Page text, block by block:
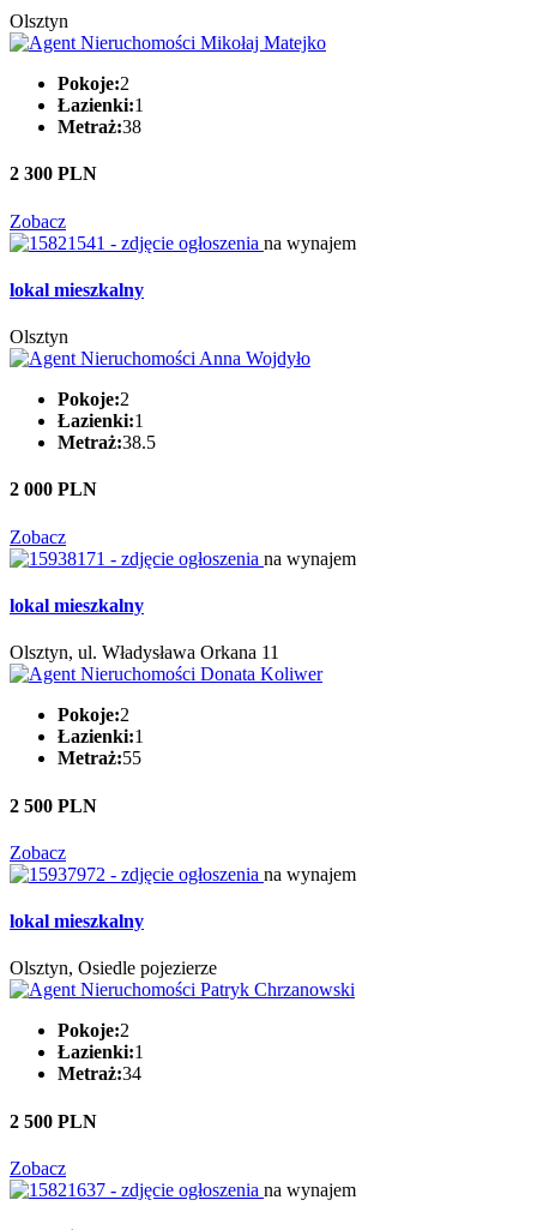
Olsztyn
Pokoje:2
Łazienki:1
Metraż:38
2 300 PLN
Zobacz
na wynajem
lokal mieszkalny
Olsztyn
Pokoje:2
Łazienki:1
Metraż:38.5
2 000 PLN
Zobacz
na wynajem
lokal mieszkalny
Olsztyn, ul. Władysława Orkana 11
Pokoje:2
Łazienki:1
Metraż:55
2 500 PLN
Zobacz
na wynajem
lokal mieszkalny
Olsztyn, Osiedle pojezierze
Pokoje:2
Łazienki:1
Metraż:34
2 500 PLN
Zobacz
na wynajem